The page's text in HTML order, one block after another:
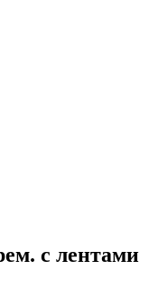
с лентами